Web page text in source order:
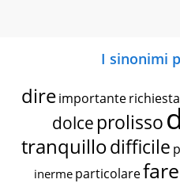
I sinonimi
dire importante richiesta
dolce prolisso
tranquillodifficile
inerme particolarefare